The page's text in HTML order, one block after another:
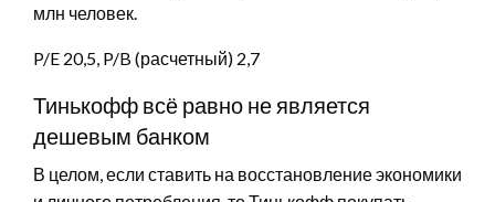
млн человек.
P/E 20,5, P/B (расчетный) 2,7
Тинькофф всё равно не является
дешевым банком
В целом, если ставить на восстановление экономики